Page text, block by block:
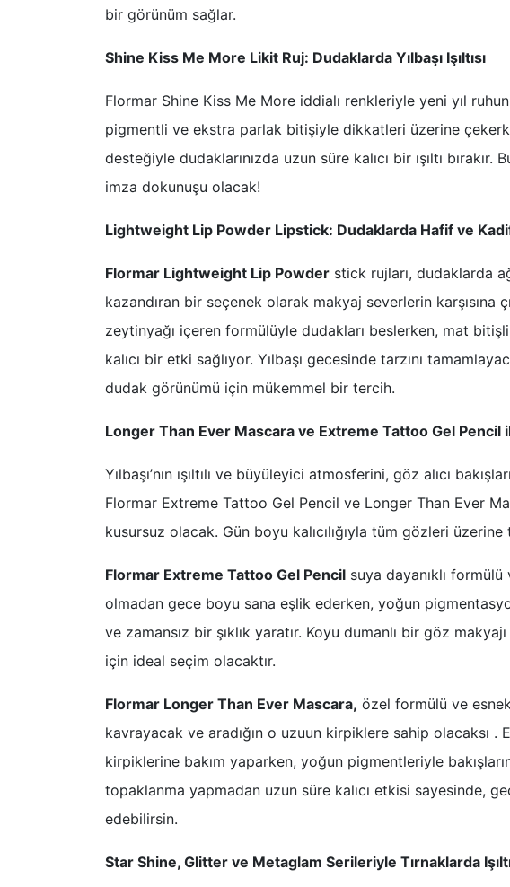
bir görünüm sağlar.
Shine Kiss Me More Likit Ruj: Dudaklarda Yılbaşı Işıltısı
Flormar Shine Kiss Me More iddialı renkleriyle yeni yıl
pigmentli ve ekstra parlak bitişiyle dikkatleri üzerine
desteğiyle dudaklarınızda uzun süre kalıcı bir ışıltı bırakır.
imza dokunuşu olacak!
Lightweight Lip Powder Lipstick: Dudaklarda Hafif ve
Flormar Lightweight Lip Powder stick rujları, dudaklarda
kazandıran bir seçenek olarak makyaj severlerin karşısına
zeytinyağı içeren formülüyle dudakları beslerken, mat
kalıcı bir etki sağlıyor. Yılbaşı gecesinde tarzını
dudak görünümü için mükemmel bir tercih.
Longer Than Ever Mascara ve Extreme Tattoo Gel Pencil
Yılbaşı’nın ışıltılı ve büyüleyici atmosferini, göz alıcı
Flormar Extreme Tattoo Gel Pencil ve Longer Than Ever
kusursuz olacak. Gün boyu kalıcılığıyla tüm gözleri
Flormar Extreme Tattoo Gel Pencil suya dayanıklı formülü
olmadan gece boyu sana eşlik ederken, yoğun
ve zamansız bir şıklık yaratır. Koyu dumanlı bir göz
için ideal seçim olacaktır.
Flormar Longer Than Ever Mascara, özel formülü ve
kavrayacak ve aradığın o uzuun kirpiklere sahip olacaksı
kirpiklerine bakım yaparken, yoğun pigmentleriyle
topaklanma yapmadan uzun süre kalıcı etkisi sayesinde,
edebilirsin.
Star Shine, Glitter ve Metaglam Serileriyle Tırnaklarda